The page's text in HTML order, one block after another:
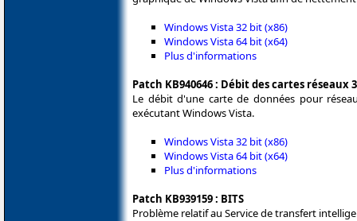
Windows Vista 32 bit (x86)
Windows Vista 64 bit (x64)
Plus d'informations
Patch KB940646 : Débit des cartes réseaux
Le débit d'une carte de données pour
exécutant Windows Vista.
Windows Vista 32 bit (x86)
Windows Vista 64 bit (x64)
Plus d'informations
Patch KB939159 : BITS
Problème relatif au Service de transfert